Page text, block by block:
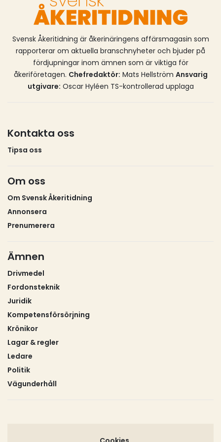
kommunerna, säger Lotta Edholm.Förändringarna
träder i kraft i den 22 juli 2026 och tillämpas första
Svensk Åkeritidning är åkerinäringens affärsmagasin som
rapporterar om aktuella branschnyheter och bjuder på
fördjupningar inom ämnen som är viktiga för
åkeriföretagen. Chefredaktör: Mats Hellström Ansvarig
utgivare: Oscar Hyléen TS-kontrollerad upplaga
Kontakta oss
Tipsa oss
Om oss
Om Svensk Åkeritidning
Annonsera
Prenumerera
Ämnen
Drivmedel
Fordonsteknik
Juridik
Kompetensförsörjning
Krönikor
Lagar & regler
Ledare
Politik
Vägunderhåll